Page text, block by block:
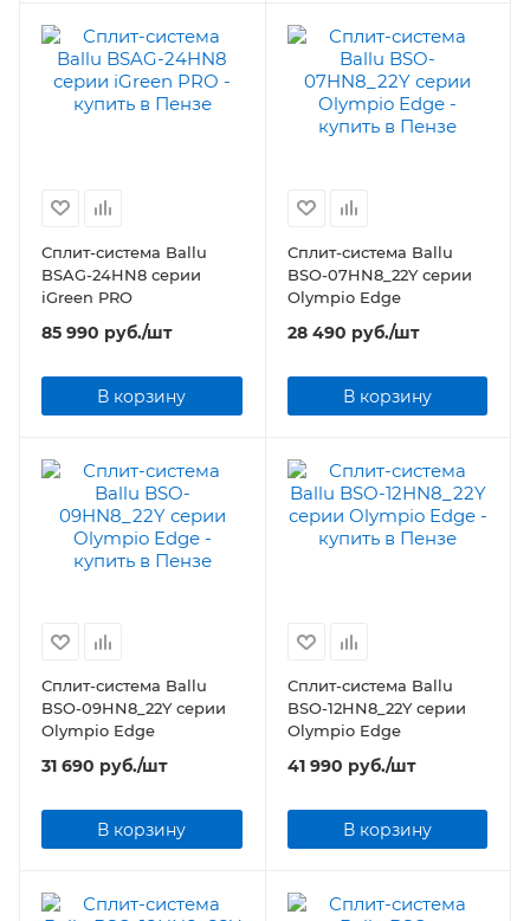
Сплит-система Ballu
BSAG-24HN8 серии
iGreen PRO
85 990 руб./шт
В корзину
Сплит-система Ballu
BSO-07HN8_22Y серии
Olympio Edge
28 490 руб./шт
В корзину
Сплит-система Ballu
BSO-09HN8_22Y серии
Olympio Edge
31 690 руб./шт
В корзину
Сплит-система Ballu
BSO-12HN8_22Y серии
Olympio Edge
41 990 руб./шт
В корзину